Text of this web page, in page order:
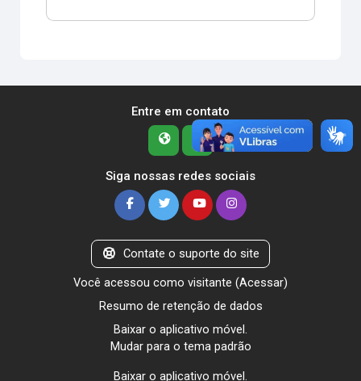
Entre em contato
Siga nossas redes sociais
Contate o suporte do site
Você acessou como visitante (Acessar)
Resumo de retenção de dados
Baixar o aplicativo móvel.
Mudar para o tema padrão
Baixar o aplicativo móvel.